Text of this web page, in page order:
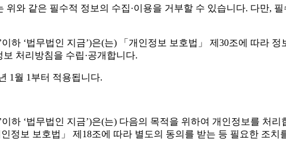
위와 같은 필수적 정보의 수집·이용을 거부할 수 있습니다. 다만,
이하 ‘법무법인 지금’)은(는) 「개인정보 보호법」 제30조에 따
처리방침을 수립·공개합니다.
1월 1부터 적용됩니다.
이하 ‘법무법인 지금’)은(는) 다음의 목적을 위하여 개인정보를
정보 보호법」 제18조에 따라 별도의 동의를 받는 등 필요한 조치